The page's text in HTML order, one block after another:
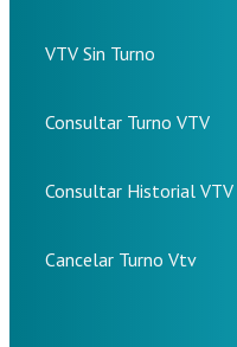
VTV Sin Turno
Consultar Turno VTV
Consultar Historial VTV
Cancelar Turno Vtv